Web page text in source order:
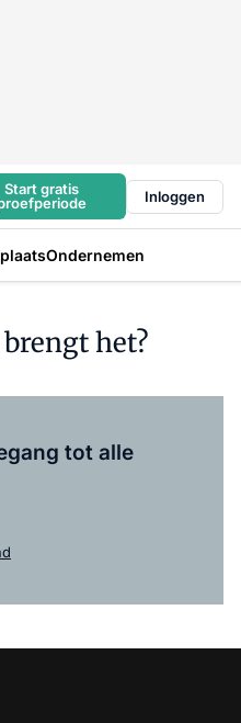
Start gratis
Inloggen
Ondernemen
het?
tot alle